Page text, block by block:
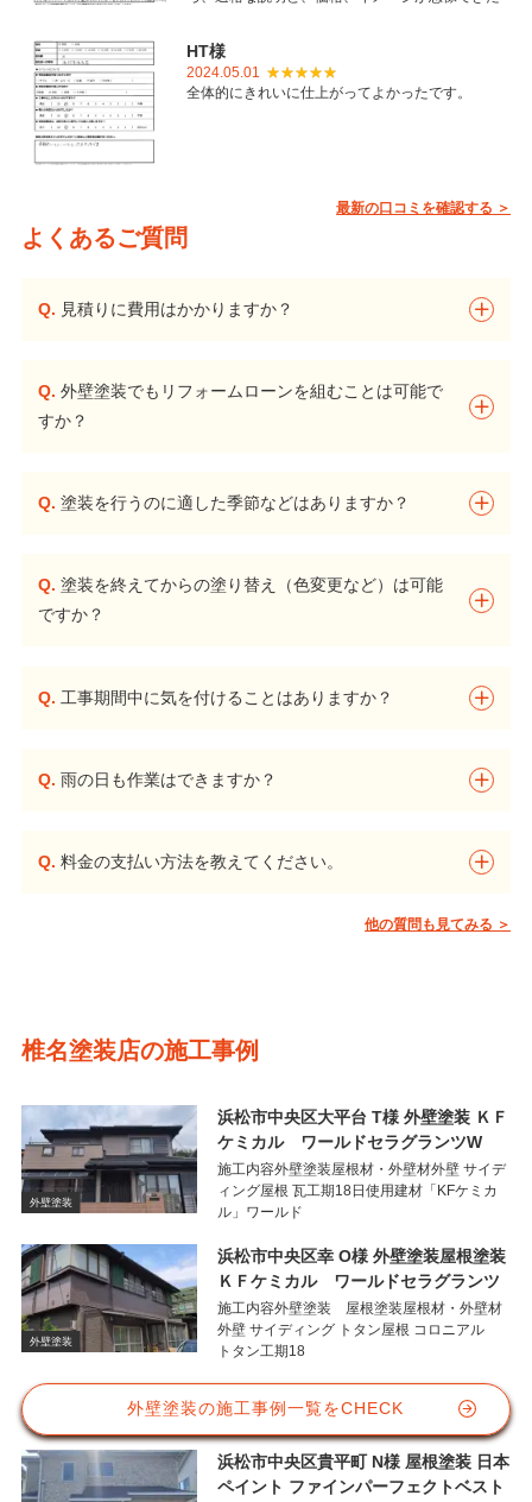
いただき感謝しています。
HT様
2024.05.01
全体的にきれいに仕上がってよかったです。
最新の口コミを確認する ＞
よくあるご質問
Q. 見積りに費用はかかりますか？
Q. 外壁塗装でもリフォームローンを組むことは可能で
すか？
Q. 塗装を行うのに適した季節などはありますか？
Q. 塗装を終えてからの塗り替え（色変更など）は可能
ですか？
Q. 工事期間中に気を付けることはありますか？
Q. 雨の日も作業はできますか？
Q. 料金の支払い方法を教えてください。
他の質問も見てみる ＞
椎名塗装店の施工事例
外壁塗装
浜松市中央区大平台 T様 外壁塗装 ＫＦ
ケミカル ワールドセラグランツW
施工内容外壁塗装屋根材・外壁材外壁 サイデ
ィング屋根 瓦工期18日使用建材「KFケミカ
ル」ワールド
外壁塗装
浜松市中央区幸 O様 外壁塗装屋根塗装
ＫＦケミカル ワールドセラグランツ
施工内容外壁塗装 屋根塗装屋根材・外壁材
外壁 サイディング トタン屋根 コロニアル
トタン工期18
外壁塗装の施工事例一覧をCHECK
浜松市中央区貴平町 N様 屋根塗装 日本
ペイント ファインパーフェクトベスト